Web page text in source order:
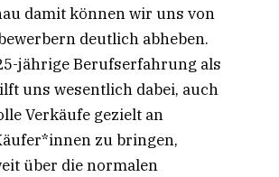
damit können wir uns von
deutlich abheben.
jährige Berufserfahrung als
uns wesentlich dabei, auch
Verkäufe gezielt an
zu bringen,
über die normalen